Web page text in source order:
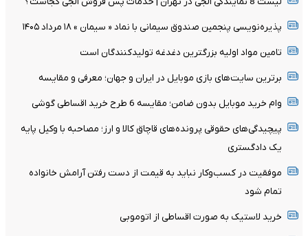
پذیره‌نویسی پنجمین صندوق سیمانی با نماد « سیمان » ۱۸ مرداد ۱۴۰۵
تامین مواد اولیه بزرگترین دغدغه تولیدکنندگان است
برترین سایت‌های بازی موبایل در ایران و جهان؛ معرفی و مقایسه
وام خرید موبایل بدون ضامن؛ مقایسه 6 طرح خرید اقساطی گوشی
پیچیدگی‌های حقوقی پرونده‌های قاچاق کالا و ارز؛ مصاحبه با وکیل پایه
یک دادگستری
موفقیت در کسب‌وکار نباید به قیمت از دست رفتن آرامش خانواده
تمام شود
خرید لاستیک به صورت اقساطی از اتوموبی